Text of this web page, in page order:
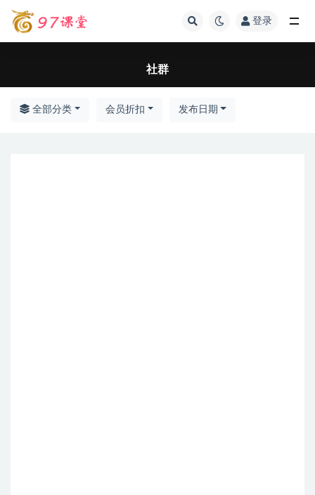
登录
社群
全部分类 会员折扣 发布日期